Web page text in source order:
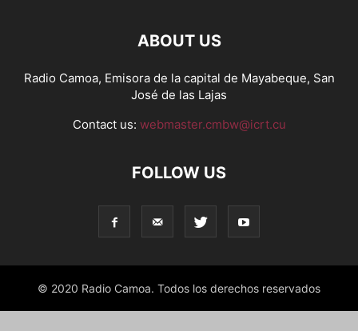
ABOUT US
Radio Camoa, Emisora de la capital de Mayabeque, San
José de las Lajas
Contact us: webmaster.cmbw@icrt.cu
FOLLOW US
© 2020 Radio Camoa. Todos los derechos reservados